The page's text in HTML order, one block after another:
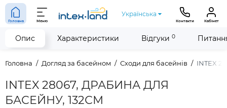
Головна Меню
Українська
Контакти Кабінет
Головна Догляд за басейном Сходи для басейнів INTEX
INTEX 28067, ДРАБИНА ДЛЯ
БАСЕЙНУ, 132СМ
Опис Характеристики Відгуки 0